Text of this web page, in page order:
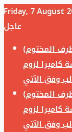
Friday, 7 August
عاجل
المختوم)
كاميرا لزوم
المختوم)
كاميرا لزوم